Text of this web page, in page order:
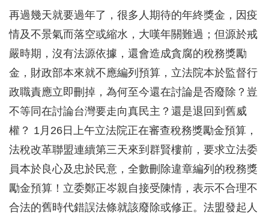
再過幾天就要過年了，很多人期待的年終獎金，因疫
情及不景氣而落空或縮水，大嘆年關難過；但源於戒
嚴時期，沒有法源依據，還會造成貪腐的稅務獎勵
金，財政部本來就不應編列預算，立法院本於監督行
政職責應立即刪掉，為何至今還在討論是否廢除？豈
不等同在討論台灣要走向真民主？還是退回到舊威
權？ 1月26日上午立法院正在審查稅務獎勵金預算，
法稅改革聯盟連續第三天來到群賢樓前，要求立法委
員本於良心及忠於民意，全數刪除違章編列的稅務獎
勵金預算！立委鄭正岑親自接受陳情，表示不合理不
合法的舊時代錯誤法條就該廢除或修正。法盟發起人